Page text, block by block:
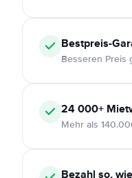
Bestpreis-
Besseren Preis
24 000+
Mehr als
Bezahl so,